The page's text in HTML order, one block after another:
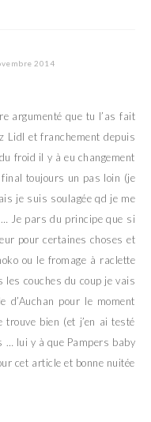
2014
argumenté que tu l’as fait
Lidl et franchement depuis
froid il y à eu changement
toujours un pas loin (je
je suis soulagée qd je me
Je pars du principe que si
pour certaines choses et
ou le fromage à raclette
les couches du coup je vais
pour le moment
trouve bien (et j’en ai testé
… lui y à que Pampers baby
cet article et bonne nuitée